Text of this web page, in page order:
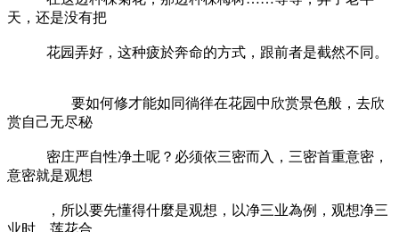
天，还是没有把
花园弄好，这种疲於奔命的方式，跟前者是截然不同。
要如何修才能如同徜徉在花园中欣赏景色般，去欣
赏自己无尽秘
密庄严自性净土呢？必须依三密而入，三密首重意密，
意密就是观想
，所以要先懂得什麼是观想，以净三业為例，观想净三
业时，莲花合